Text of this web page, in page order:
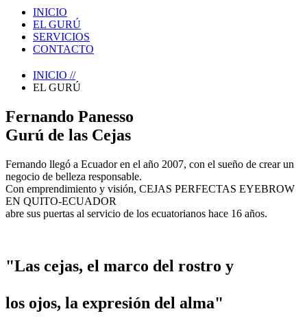
INICIO
EL GURÚ
SERVICIOS
CONTACTO
INICIO //
EL GURÚ
Fernando Panesso
Gurú de las Cejas
Fernando llegó a Ecuador en el año 2007, con el sueño de crear un
negocio de belleza responsable.
Con emprendimiento y visión, CEJAS PERFECTAS EYEBROW
EN QUITO-ECUADOR
abre sus puertas al servicio de los ecuatorianos hace 16 años.
"Las cejas, el marco del rostro y
los ojos, la expresión del alma"